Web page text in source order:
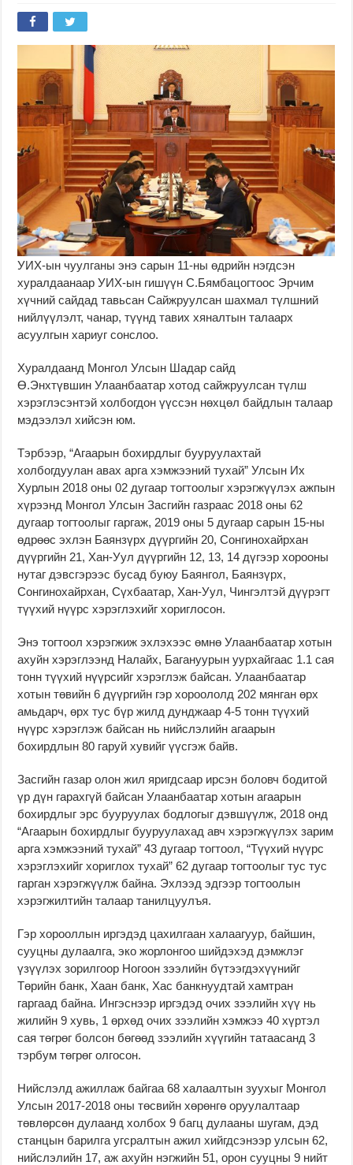
УИХ-ын чуулганы энэ сарын 11-ны өдрийн нэгдсэн
хуралдаанаар УИХ-ын гишүүн С.Бямбацогтоос Эрчим
хүчний сайдад тавьсан Сайжруулсан шахмал түлшний
нийлүүлэлт, чанар, түүнд тавих хяналтын талаарх
асуулгын хариуг сонслоо.
Хуралдаанд Монгол Улсын Шадар сайд
Ө.Энхтүвшин Улаанбаатар хотод сайжруулсан түлш
хэрэглэсэнтэй холбогдон үүссэн нөхцөл байдлын талаар
мэдээлэл хийсэн юм.
Тэрбээр, “Агаарын бохирдлыг бууруулахтай
холбогдуулан авах арга хэмжээний тухай” Улсын Их
Хурлын 2018 оны 02 дугаар тогтоолыг хэрэгжүүлэх ажпын
хүрээнд Монгол Улсын Засгийн газраас 2018 оны 62
дугаар тогтоолыг гаргаж, 2019 оны 5 дугаар сарын 15-ны
өдрөөс эхлэн Баянзүрх дүүргийн 20, Сонгинохайрхан
дүүргийн 21, Хан-Уул дүүргийн 12, 13, 14 дүгээр хорооны
нутаг дэвсгэрээс бусад буюу Баянгол, Баянзүрх,
Сонгинохайрхан, Сүхбаатар, Хан-Уул, Чингэлтэй дүүрэгт
түүхий нүүрс хэрэглэхийг хориглосон.
Энэ тогтоол хэрэгжиж эхлэхээс өмнө Улаанбаатар хотын
ахуйн хэрэглээнд Налайх, Багануурын уурхайгаас 1.1 сая
тонн түүхий нүүрсийг хэрэглэж байсан. Улаанбаатар
хотын төвийн 6 дүүргийн гэр хороололд 202 мянган өрх
амьдарч, өрх тус бүр жилд дунджаар 4-5 тонн түүхий
нүүрс хэрэглэж байсан нь нийслэлийн агаарын
бохирдлын 80 гаруй хувийг үүсгэж байв.
Засгийн газар олон жил яригдсаар ирсэн боловч бодитой
үр дүн гарахгүй байсан Улаанбаатар хотын агаарын
бохирдлыг эрс бууруулах бодлогыг дэвшүүлж, 2018 онд
“Агаарын бохирдлыг бууруулахад авч хэрэгжүүлэх зарим
арга хэмжээний тухай” 43 дугаар тогтоол, “Түүхий нүүрс
хэрэглэхийг хориглох тухай” 62 дугаар тогтоолыг тус тус
гарган хэрэгжүүлж байна. Эхлээд эдгээр тогтоолын
хэрэгжилтийн талаар танилцуулъя.
Гэр хорооллын иргэдэд цахилгаан халаагуур, байшин,
сууцны дулаалга, эко жорлонгоо шийдэхэд дэмжлэг
үзүүлэх зорилгоор Ногоон зээлийн бүтээгдэхүүнийг
Төрийн банк, Хаан банк, Хас банкнуудтай хамтран
гаргаад байна. Ингэснээр иргэдэд очих зээлийн хүү нь
жилийн 9 хувь, 1 өрхөд очих зээлийн хэмжээ 40 хүртэл
сая төгрөг болсон бөгөөд зээлийн хүүгийн татаасанд 3
тэрбум төгрөг олгосон.
Нийслэлд ажиллаж байгаа 68 халаалтын зуухыг Монгол
Улсын 2017-2018 оны төсвийн хөрөнгө оруулалтаар
төвлөрсөн дулаанд холбох 9 багц дулааны шугам, дэд
станцын барилга угсралтын ажил хийгдсэнээр улсын 62,
нийслэлийн 17, аж ахуйн нэгжийн 51, орон сууцны 9 нийт